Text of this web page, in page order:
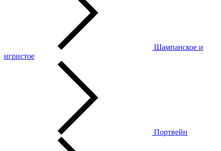
Шампанское и
игристое
Портвейн